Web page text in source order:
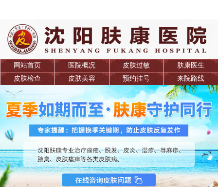
网站首页 医院概况 皮肤过敏
肤康医生
皮肤检查
皮肤美容 预约挂号 来院路线